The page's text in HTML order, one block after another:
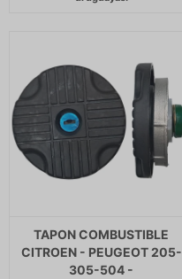
TAPON COMBUSTIBLE
CITROEN - PEUGEOT 205-
305-504 -